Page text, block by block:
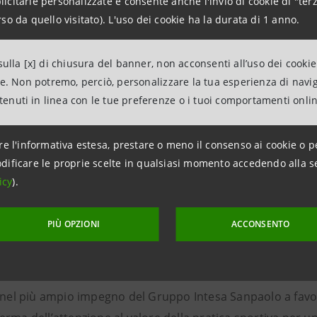
da quello visitato). L'uso dei cookie ha la durata di 1 anno.
[x] di chiusura del banner, non acconsenti all’uso dei
Non potremo, perciò, personalizzare la tua esperienza di
in linea con le tue preferenze o i tuoi comportamenti
l'informativa estesa, prestare o meno il consenso ai cookie o
le proprie scelte in qualsiasi momento accedendo alla
).
PIÙ OPZIONI ACCONSENTO
di questa sera, giovedì 10 settembre alla ore
con l’intervento del Ministro per le Politiche giovanili
le interviste, eseguite dal giornalista e conduttore
Moser, Giusy Versace e Arianna Talamona.
parteciperanno campioni degli sport invernali come
olimpico di pattinaggio Enrico Fabris. La terza
Luca Marchegiani e i portieri Stefano Tacconi,
sarà protagonista dell’ultima giornata con la
più ampio impegno del Gruppo Intesa Sanpaolo a